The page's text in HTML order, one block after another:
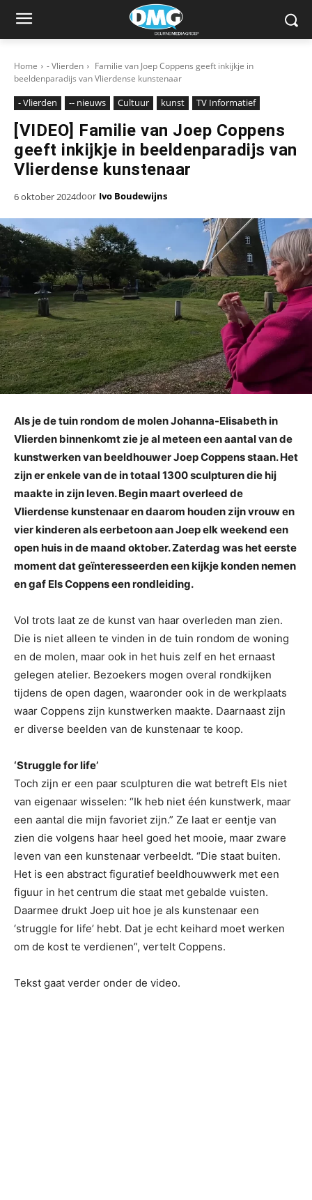
Home - Vlierden
Familie van Joep Coppens geeft inkijkje in
beeldenparadijs van Vlierdense kunstenaar
- Vlierden -- nieuws Cultuur kunst TV Informatief
[VIDEO] Familie van Joep Coppens
geeft inkijkje in beeldenparadijs van
Vlierdense kunstenaar
6 oktober 2024door Ivo Boudewijns
Als je de tuin rondom de molen Johanna-Elisabeth in
Vlierden binnenkomt zie je al meteen een aantal van de
kunstwerken van beeldhouwer Joep Coppens staan. Het
zijn er enkele van de in totaal 1300 sculpturen die hij
maakte in zijn leven. Begin maart overleed de
Vlierdense kunstenaar en daarom houden zijn vrouw en
vier kinderen als eerbetoon aan Joep elk weekend een
open huis in de maand oktober. Zaterdag was het eerste
moment dat geïnteresseerden een kijkje konden nemen
en gaf Els Coppens een rondleiding.
Vol trots laat ze de kunst van haar overleden man zien.
Die is niet alleen te vinden in de tuin rondom de woning
en de molen, maar ook in het huis zelf en het ernaast
gelegen atelier. Bezoekers mogen overal rondkijken
tijdens de open dagen, waaronder ook in de werkplaats
waar Coppens zijn kunstwerken maakte. Daarnaast zijn
er diverse beelden van de kunstenaar te koop.
‘Struggle for life’
Toch zijn er een paar sculpturen die wat betreft Els niet
van eigenaar wisselen: “Ik heb niet één kunstwerk, maar
een aantal die mijn favoriet zijn.” Ze laat er eentje van
zien die volgens haar heel goed het mooie, maar zware
leven van een kunstenaar verbeeldt. “Die staat buiten.
Het is een abstract figuratief beeldhouwwerk met een
figuur in het centrum die staat met gebalde vuisten.
Daarmee drukt Joep uit hoe je als kunstenaar een
‘struggle for life’ hebt. Dat je echt keihard moet werken
om de kost te verdienen”, vertelt Coppens.
Tekst gaat verder onder de video.